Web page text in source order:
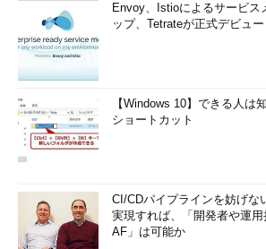
Envoy、Istioによるサービス
ップ、Tetrateが正式デビュー
【Windows 10】できる人は
ショートカット
CI/CDパイプラインを妨げな
実現すれば、「開発者や運
AF」は可能か